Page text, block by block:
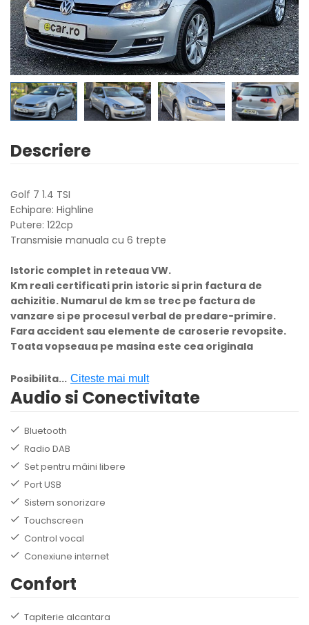
Descriere
Golf 7 1.4 TSI
Echipare: Highline
Putere: 122cp
Transmisie manuala cu 6 trepte
Istoric complet in reteaua VW.
Km reali certificati prin istoric si prin factura de
achizitie. Numarul de km se trec pe factura de
vanzare si pe procesul verbal de predare-primire.
Fara accident sau elemente de caroserie revopsite.
Toata vopseaua pe masina este cea originala
Posibilita... Citeste mai mult
Audio si Conectivitate
Bluetooth
Radio DAB
Set pentru mâini libere
Port USB
Sistem sonorizare
Touchscreen
Control vocal
Conexiune internet
Confort
Tapiterie alcantara